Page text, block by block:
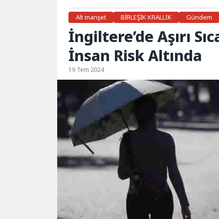
Alt manşet BİRLEŞİK KRALLIK Gündem
İngiltere’de Aşırı
İnsan Risk Altında
19 Tem 2024